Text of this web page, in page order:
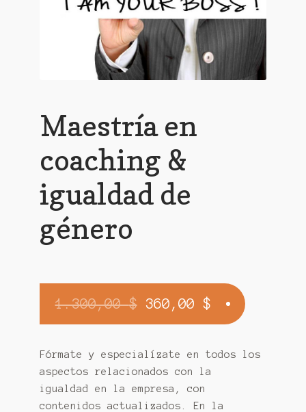
Política de privacidad
Maestría en
coaching &
igualdad de
género
1.300,00$ El
precio
original
era:
1.300,00 $.
360,00 $El
precio
actual
es:
360,00 $.
Fórmate y especialízate en todos los
aspectos relacionados con la
igualdad en la empresa, con
contenidos actualizados. En la